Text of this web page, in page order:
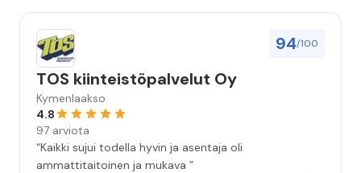
94/100
TOS kiinteistöpalvelut Oy
Kymenlaakso
4.8
97 arviota
“Kaikki sujui todella hyvin ja asentaja oli
ammattitaitoinen ja mukava ”